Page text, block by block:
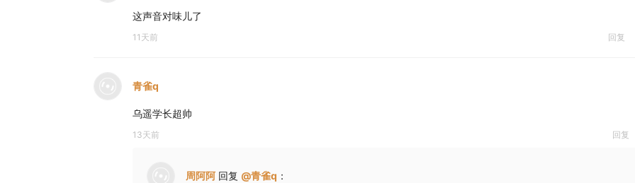
这声音对味儿了
11天前 回复
青雀q
乌遥学长超帅
13天前 回复
周阿阿 回复 @青雀q ：